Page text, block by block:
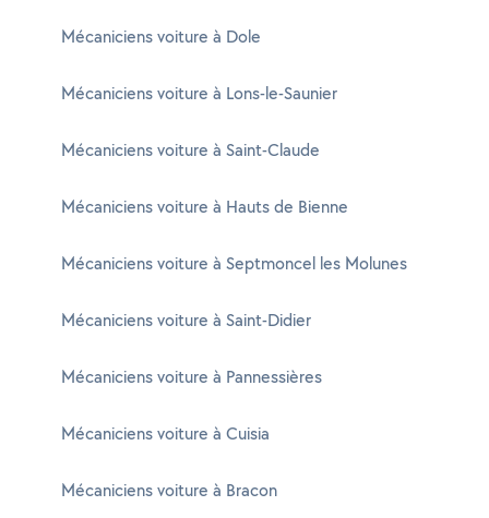
Mécaniciens voiture à Dole
Mécaniciens voiture à Lons-le-Saunier
Mécaniciens voiture à Saint-Claude
Mécaniciens voiture à Hauts de Bienne
Mécaniciens voiture à Septmoncel les Molunes
Mécaniciens voiture à Saint-Didier
Mécaniciens voiture à Pannessières
Mécaniciens voiture à Cuisia
Mécaniciens voiture à Bracon